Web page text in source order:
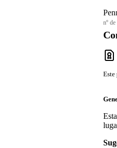
nº
Este